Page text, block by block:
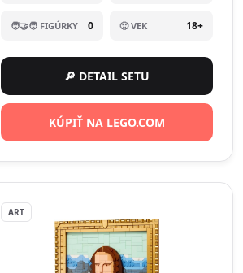
🧑‍🤝‍🧑 FIGÚRKY 0 🙂 VEK 18+
🔎 DETAIL SETU
KÚPIŤ NA LEGO.COM
ART